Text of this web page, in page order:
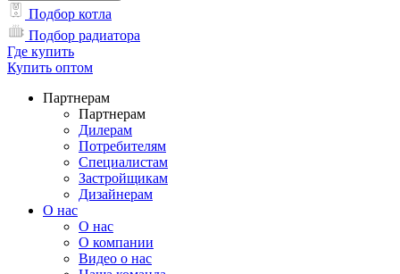
Подбор котла
Подбор радиатора
Где купить
Купить оптом
Партнерам
Партнерам
Дилерам
Потребителям
Специалистам
Застройщикам
Дизайнерам
О нас
О нас
О компании
Видео о нас